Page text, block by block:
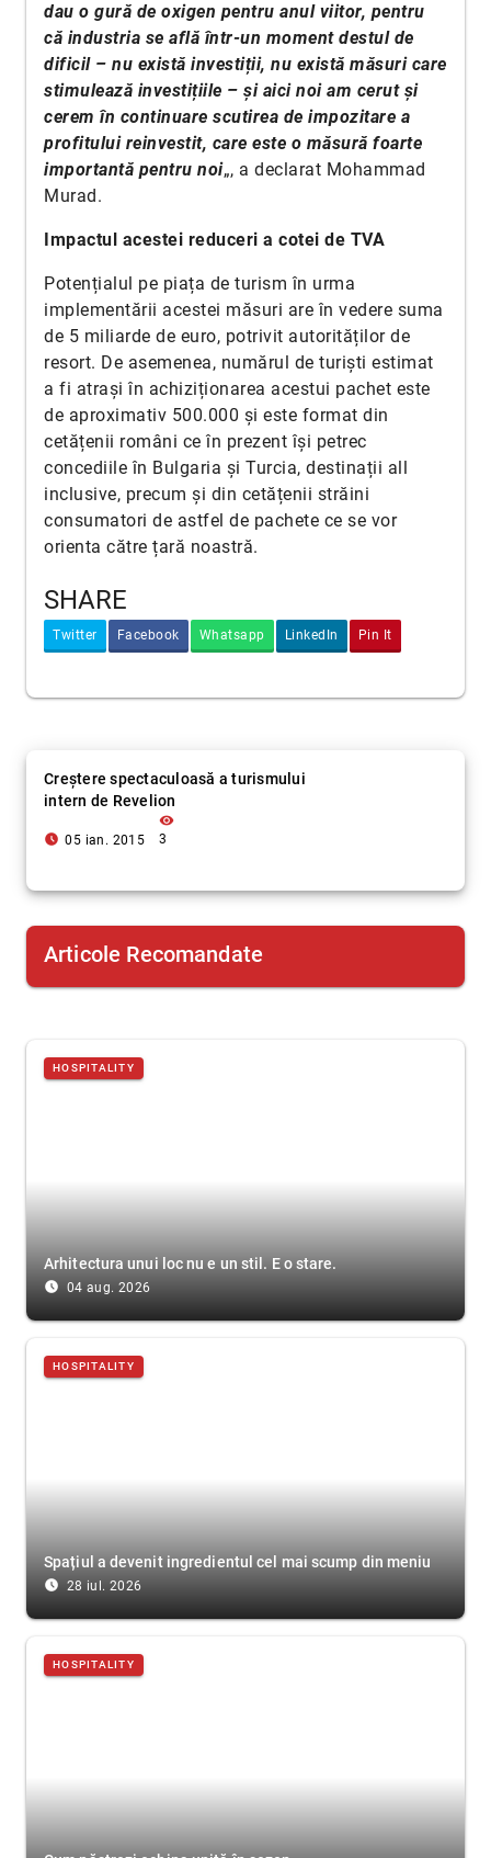
dau o gură de oxigen pentru anul viitor, pentru
că industria se află într-un moment destul de
dificil – nu există investiții, nu există măsuri care
stimulează investițiile – și aici noi am cerut și
cerem în continuare scutirea de impozitare a
profitului reinvestit, care este o măsură foarte
importantă pentru noi„, a declarat Mohammad
Murad.
Impactul acestei reduceri a cotei de TVA
Potențialul pe piața de turism în urma
implementării acestei măsuri are în vedere suma
de 5 miliarde de euro, potrivit autorităților de
resort. De asemenea, numărul de turiști estimat
a fi atrași în achiziționarea acestui pachet este
de aproximativ 500.000 și este format din
cetățenii români ce în prezent își petrec
concediile în Bulgaria și Turcia, destinații all
inclusive, precum și din cetățenii străini
consumatori de astfel de pachete ce se vor
orienta către țară noastră.
SHARE
Twitter Facebook Whatsapp LinkedIn Pin It
Creștere spectaculoasă a turismului
intern de Revelion
access_time_filled 05 ian. 2015
visibility
3
Articole Recomandate
HOSPITALITY
Arhitectura unui loc nu e un stil. E o stare.
access_time_filled 04 aug. 2026
HOSPITALITY
Spațiul a devenit ingredientul cel mai scump din meniu
access_time_filled 28 iul. 2026
HOSPITALITY